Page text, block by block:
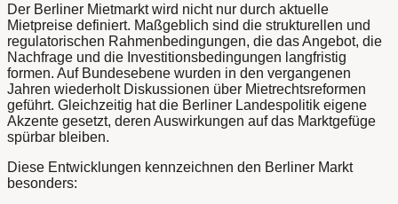
Der Berliner Mietmarkt wird nicht nur durch aktuelle
Mietpreise definiert. Maßgeblich sind die strukturellen und
regulatorischen Rahmenbedingungen, die das Angebot, die
Nachfrage und die Investitionsbedingungen langfristig
formen. Auf Bundesebene wurden in den vergangenen
Jahren wiederholt Diskussionen über Mietrechtsreformen
geführt. Gleichzeitig hat die Berliner Landespolitik eigene
Akzente gesetzt, deren Auswirkungen auf das Marktgefüge
spürbar bleiben.
Diese Entwicklungen kennzeichnen den Berliner Markt
besonders: